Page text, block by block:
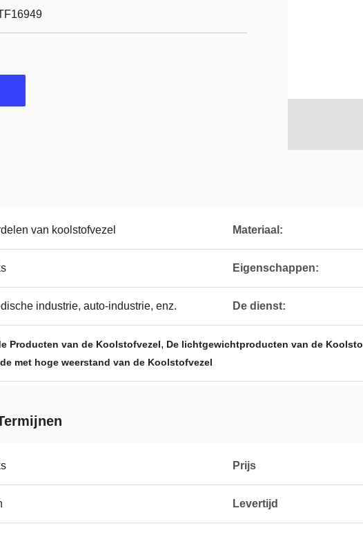
van koolstofvezel Materiaal:
Eigenschappen:
industrie, auto-industrie, enz. De dienst:
Producten van de Koolstofvezel, De lichtgewichtproducten van de
met hoge weerstand van de Koolstofvezel
Prijs
Levertijd